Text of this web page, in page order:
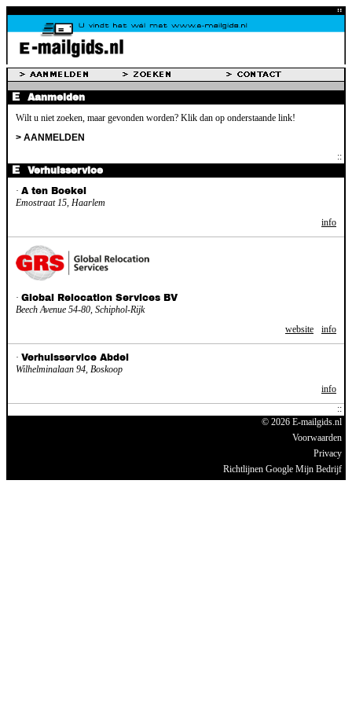
Aanmelden
Wilt u niet zoeken, maar gevonden worden? Klik dan op onderstaande link!
> AANMELDEN
Verhuisservice
· A ten Boekel
Emostraat 15, Haarlem
info
· Global Relocation Services BV
Beech Avenue 54-80, Schiphol-Rijk
website
info
· Verhuisservice Abdel
Wilhelminalaan 94, Boskoop
info
© 2026 E-mailgids.nl
Voorwaarden
Privacy
Richtlijnen Google Mijn Bedrijf